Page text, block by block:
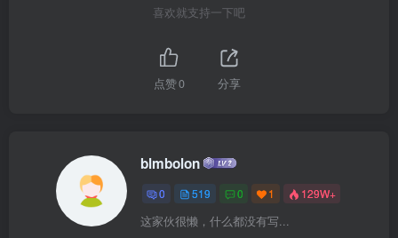
喜欢就支持一下吧
点赞0 分享
blmbolon
0 519 0 1 129W+
这家伙很懒，什么都没有写...